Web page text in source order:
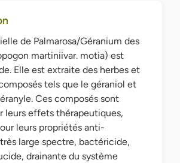
de Palmarosa/Géranium des
martiniivar. motia) est
Elle est extraite des herbes et
tels que le géraniol et
Ces composés sont
leurs effets thérapeutiques,
leurs propriétés anti-
large spectre, bactéricide,
drainante du système